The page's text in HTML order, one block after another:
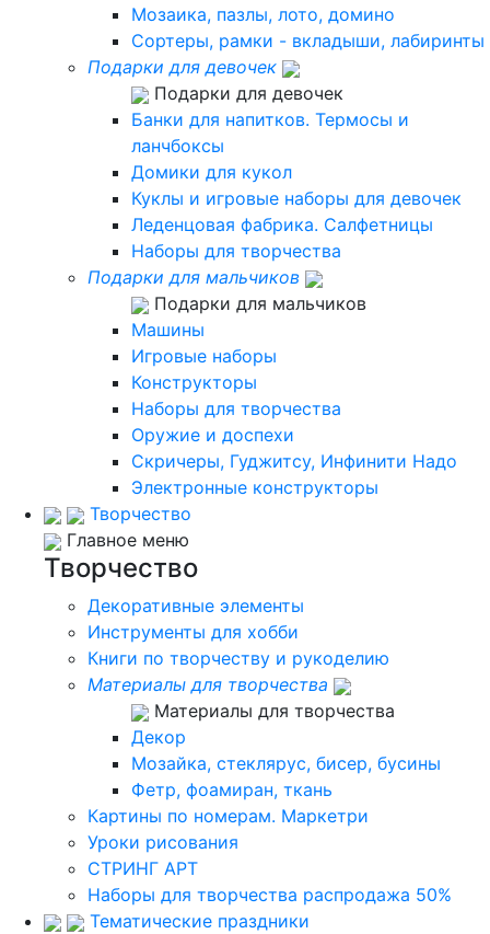
Мозаика, пазлы, лото, домино
Сортеры, рамки - вкладыши, лабиринты
Подарки для девочек
Подарки для девочек
Банки для напитков. Термосы и
ланчбоксы
Домики для кукол
Куклы и игровые наборы для девочек
Леденцовая фабрика. Салфетницы
Наборы для творчества
Подарки для мальчиков
Подарки для мальчиков
Машины
Игровые наборы
Конструкторы
Наборы для творчества
Оружие и доспехи
Скричеры, Гуджитсу, Инфинити Надо
Электронные конструкторы
Творчество
Главное меню
Творчество
Декоративные элементы
Инструменты для хобби
Книги по творчеству и рукоделию
Материалы для творчества
Материалы для творчества
Декор
Мозайка, стеклярус, бисер, бусины
Фетр, фоамиран, ткань
Картины по номерам. Маркетри
Уроки рисования
СТРИНГ АРТ
Наборы для творчества распродажа 50%
Тематические праздники